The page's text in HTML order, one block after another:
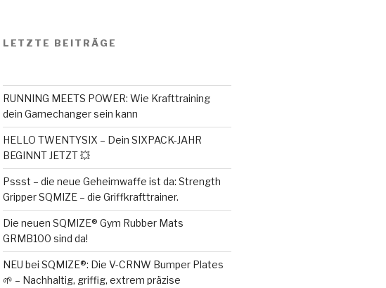
LETZTE BEITRÄGE
RUNNING MEETS POWER: Wie Krafttraining
dein Gamechanger sein kann
HELLO TWENTYSIX – Dein SIXPACK-JAHR
BEGINNT JETZT 💥
Pssst – die neue Geheimwaffe ist da: Strength
Gripper SQMIZE – die Griffkrafttrainer.
Die neuen SQMIZE® Gym Rubber Mats
GRMB100 sind da!
NEU bei SQMIZE®: Die V-CRNW Bumper Plates
🌱 – Nachhaltig, griffig, extrem präzise